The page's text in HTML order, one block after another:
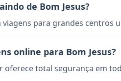
de Bom Jesus?
para grandes centros
online para Bom Jesus?
oferece total segurança em